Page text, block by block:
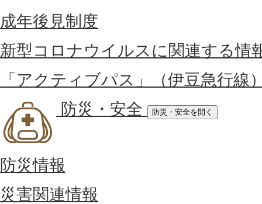
成年後見制度
新型コロナウイルスに関連する情
「アクティブパス」（伊豆急行線
防災・安全
防災・安全を開く
防災情報
災害関連情報